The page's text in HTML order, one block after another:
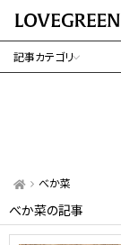
記事カテゴリ
べか菜
べか菜の記事